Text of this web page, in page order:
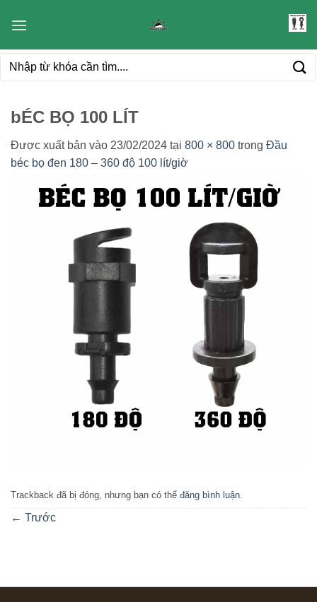
qua
dung
Tìm
bÉC BỌ 100 LÍT
Được xuất bản vào 23/02/2024 tại 800 × 800 trong Đầu
béc bọ đen 180 – 360 độ 100 lít/giờ
Trackback đã bị đóng, nhưng bạn có thể đăng bình luận.
← Trước